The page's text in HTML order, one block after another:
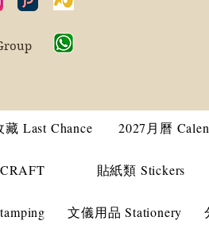
藏 Last Chance 2027月曆
貼紙類 Stickers
文儀用品 Stationery